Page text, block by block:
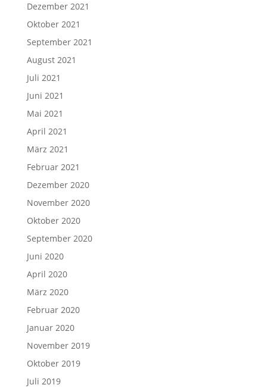
Dezember 2021
Oktober 2021
September 2021
August 2021
Juli 2021
Juni 2021
Mai 2021
April 2021
März 2021
Februar 2021
Dezember 2020
November 2020
Oktober 2020
September 2020
Juni 2020
April 2020
März 2020
Februar 2020
Januar 2020
November 2019
Oktober 2019
Juli 2019